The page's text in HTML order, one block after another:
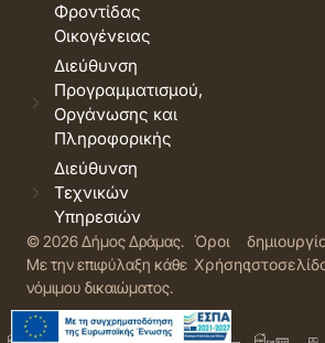
Φροντίδας
Οικογένειας
Διεύθυνση
Προγραμματισμού,
Οργάνωσης και
Πληροφορικής
Διεύθυνση
Τεχνικών
Υπηρεσιών
© 2026 Δήμος Δράμας.
Με την επιφύλαξη κάθε
νόμιμου δικαιώματος.
Όροι
Χρήσης